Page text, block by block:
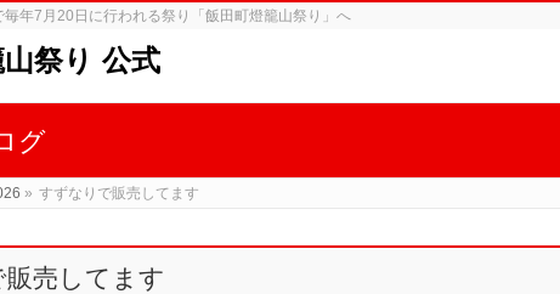
毎年7月20日に行われる祭り「飯田町燈籠山祭り」へ
祭り 公式
グ
» すずなりで販売してます
売してます